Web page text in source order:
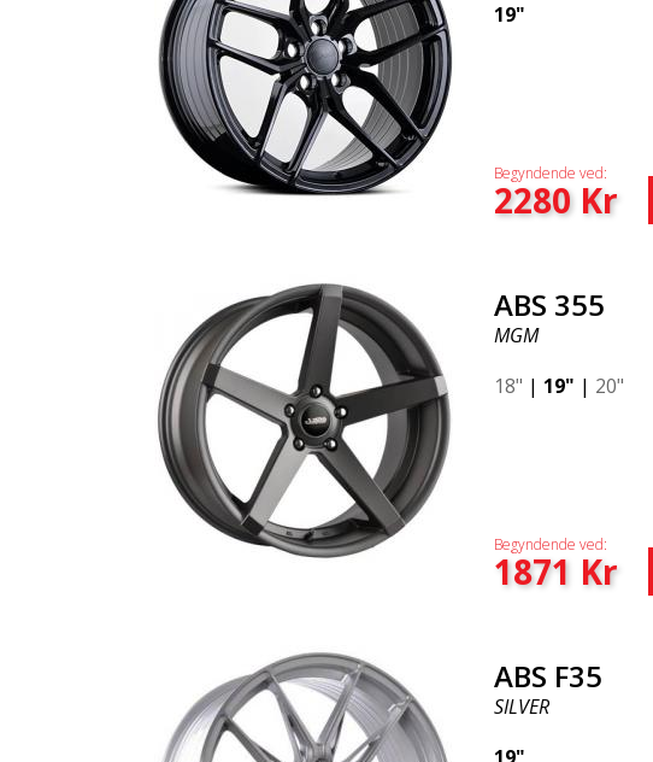
19"
Begyndende ved:
2280Kr
ABS 355
MGM
18" | 19" | 20"
Begyndende ved:
1871 Kr
ABS F35
SILVER